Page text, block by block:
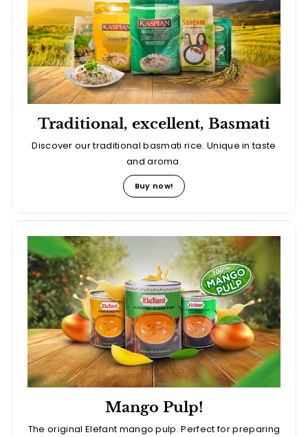
Traditional, excellent, Basmati
Discover our traditional basmati rice. Unique in taste
and aroma.
Buy now!
Mango Pulp!
The original Elefant mango pulp. Perfect for preparing